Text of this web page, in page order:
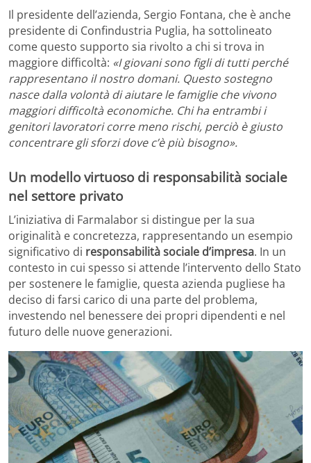
Il presidente dell’azienda, Sergio Fontana, che è anche
presidente di Confindustria Puglia, ha sottolineato
come questo supporto sia rivolto a chi si trova in
maggiore difficoltà: «I giovani sono figli di tutti perché
rappresentano il nostro domani. Questo sostegno
nasce dalla volontà di aiutare le famiglie che vivono
maggiori difficoltà economiche. Chi ha entrambi i
genitori lavoratori corre meno rischi, perciò è giusto
concentrare gli sforzi dove c’è più bisogno».
Un modello virtuoso di responsabilità sociale
nel settore privato
L’iniziativa di Farmalabor si distingue per la sua
originalità e concretezza, rappresentando un esempio
significativo di responsabilità sociale d’impresa. In un
contesto in cui spesso si attende l’intervento dello Stato
per sostenere le famiglie, questa azienda pugliese ha
deciso di farsi carico di una parte del problema,
investendo nel benessere dei propri dipendenti e nel
futuro delle nuove generazioni.